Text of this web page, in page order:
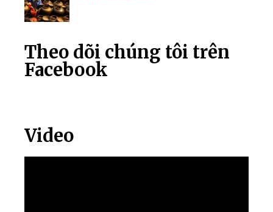
Theo dõi chúng tôi trên
Facebook
Video